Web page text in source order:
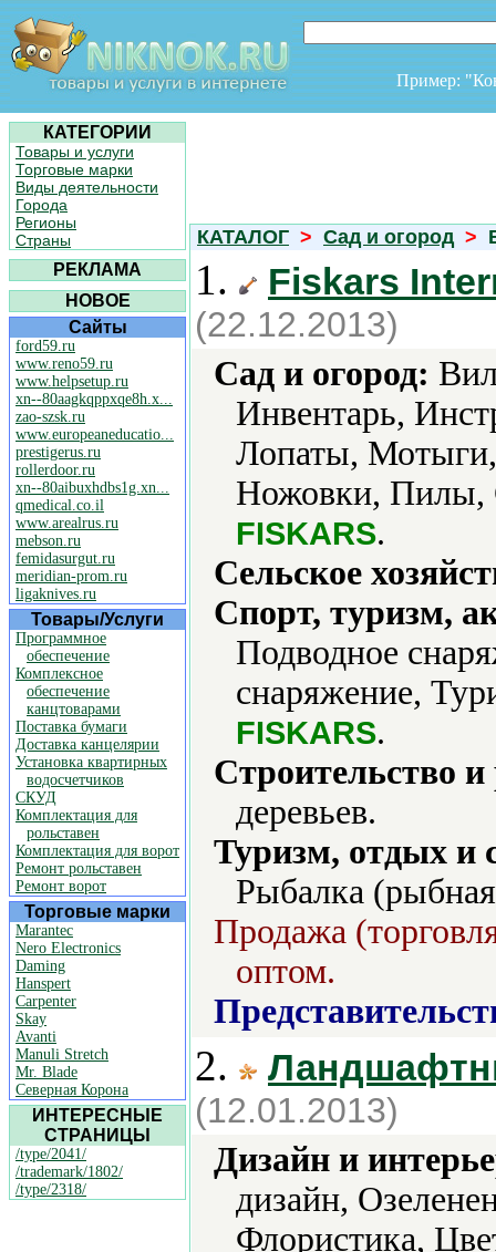
Пример:
КАТЕГОРИИ
Товары и услуги
Торговые марки
Виды деятельности
Города
Регионы
Страны
РЕКЛАМА
НОВОЕ
Сайты
ford59.ru
www.reno59.ru
www.helpsetup.ru
xn--80aagkqppxqe8h.x...
zao-szsk.ru
www.europeaneducatio...
prestigerus.ru
rollerdoor.ru
xn--80aibuxhdbs1g.xn...
qmedical.co.il
www.arealrus.ru
mebson.ru
femidasurgut.ru
meridian-prom.ru
ligaknives.ru
Товары/Услуги
Программное
обеспечение
Комплексное
обеспечение
канцтоварами
Поставка бумаги
Доставка канцелярии
Установка квартирных
водосчетчиков
СКУД
Комплектация для
рольставен
Комплектация для ворот
Ремонт рольставен
Ремонт ворот
Торговые марки
Marantec
Nero Electronics
Daming
Hanspert
Carpenter
Skay
Avanti
Manuli Stretch
Mr. Blade
Северная Корона
ИНТЕРЕСНЫЕ
СТРАНИЦЫ
/type/2041/
/trademark/1802/
/type/2318/
КАТАЛОГ > Сад и огород >
1. Fiskars
(22.12.2013)
Сад и огород:
Инвентарь,
Лопаты,
Ножовки, Пилы,
FISKARS.
Сельское
Спорт, туризм,
Подводное
снаряжение,
FISKARS.
Строительство
деревьев.
Туризм, отдых и
Рыбалка
Продажа
оптом.
2.
(12.01.2013)
Дизайн и
дизайн,
Флористика,